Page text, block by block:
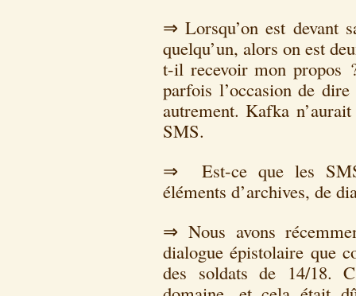
⇒ Lorsqu’on est devant
quelqu’un, alors on est
t-il recevoir mon propos
parfois l’occasion de dire
autrement. Kafka
SMS.
⇒ Est-ce que les
éléments d’archives, de
⇒ Nous avons
dialogue épistolaire que
des soldats de 14/18.